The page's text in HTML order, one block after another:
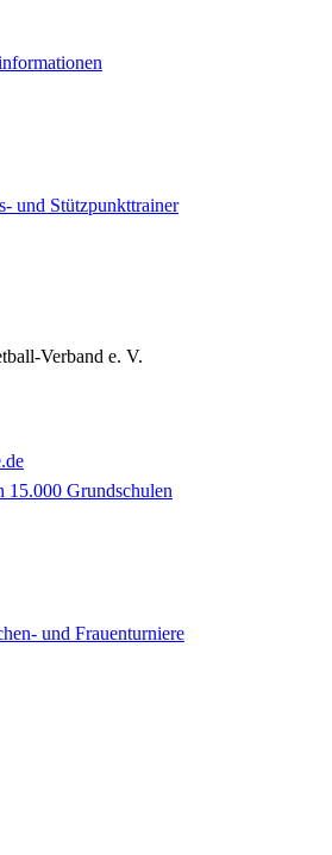
und Stützpunkttrainer
15.000 Grundschulen
und Frauenturniere
Verband e. V.